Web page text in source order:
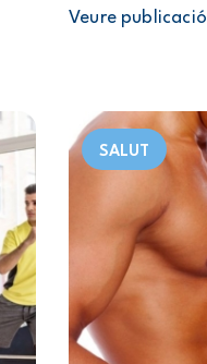
Veure publicació
SALUT